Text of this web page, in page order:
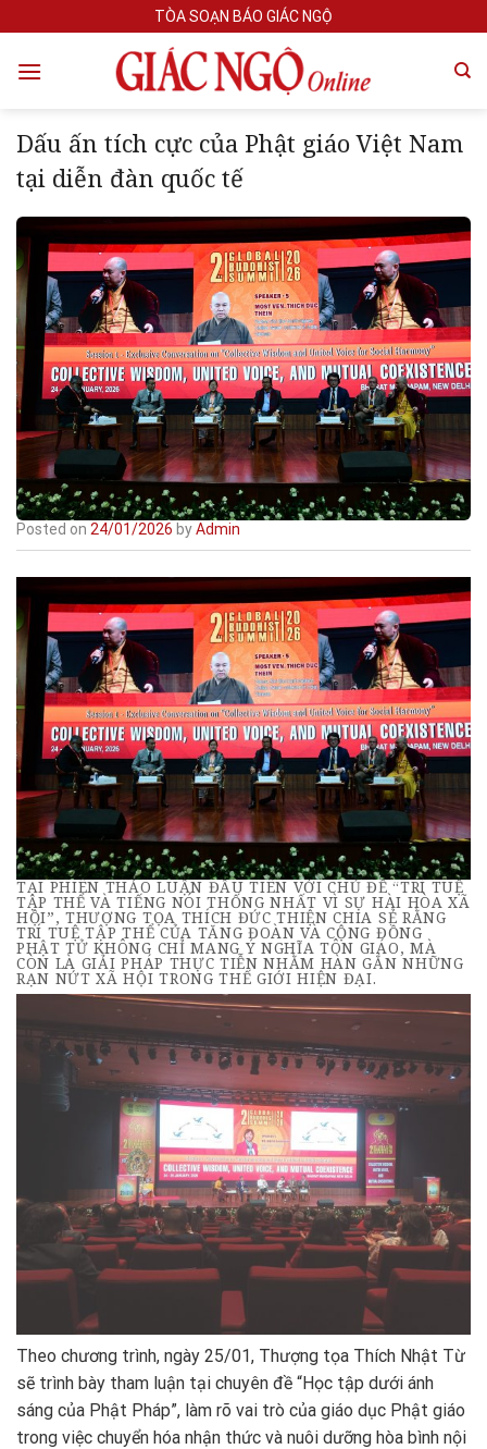
to
content
TÒA SOẠN BÁO GIÁC NGỘ
Dấu ấn tích cực của Phật giáo Việt Nam
tại diễn đàn quốc tế
Posted on 24/01/2026 byAdmin
TẠI PHIÊN THẢO LUẬN ĐẦU TIÊN VỚI CHỦ ĐỀ “TRÍ TUỆ
TẬP THỂ VÀ TIẾNG NÓI THỐNG NHẤT VÌ SỰ HÀI HÒA XÃ
HỘI”, THƯỢNG TỌA THÍCH ĐỨC THIỆN CHIA SẺ RẰNG
TRÍ TUỆ TẬP THỂ CỦA TĂNG ĐOÀN VÀ CỘNG ĐỒNG
PHẬT TỬ KHÔNG CHỈ MANG Ý NGHĨA TÔN GIÁO, MÀ
CÒN LÀ GIẢI PHÁP THỰC TIỄN NHẰM HÀN GẮN NHỮNG
RẠN NỨT XÃ HỘI TRONG THẾ GIỚI HIỆN ĐẠI.
Theo chương trình, ngày 25/01, Thượng tọa Thích Nhật Từ
sẽ trình bày tham luận tại chuyên đề “Học tập dưới ánh
sáng của Phật Pháp”, làm rõ vai trò của giáo dục Phật giáo
trong việc chuyển hóa nhận thức và nuôi dưỡng hòa bình nội